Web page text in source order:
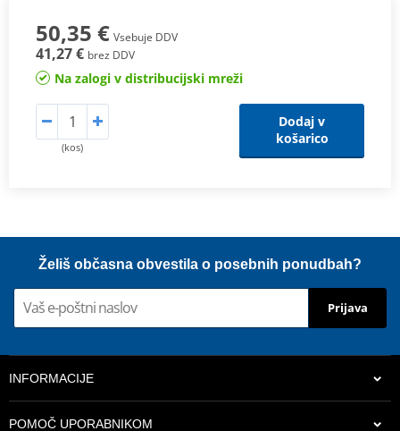
50,35 € Vsebuje DDV
41,27 € brez DDV
Na zalogi v distribucijski mreži
(kos)
Dodaj v
košarico
Želiš občasna obvestila o posebnih ponudbah?
Prijava
INFORMACIJE
POMOČ UPORABNIKOM